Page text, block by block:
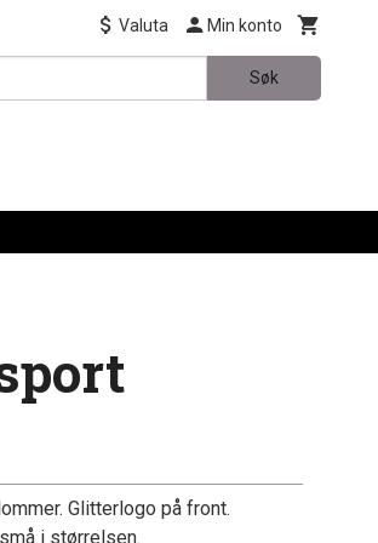
Valuta Min konto
Søk
Glitterlogo på front.
i størrelsen.